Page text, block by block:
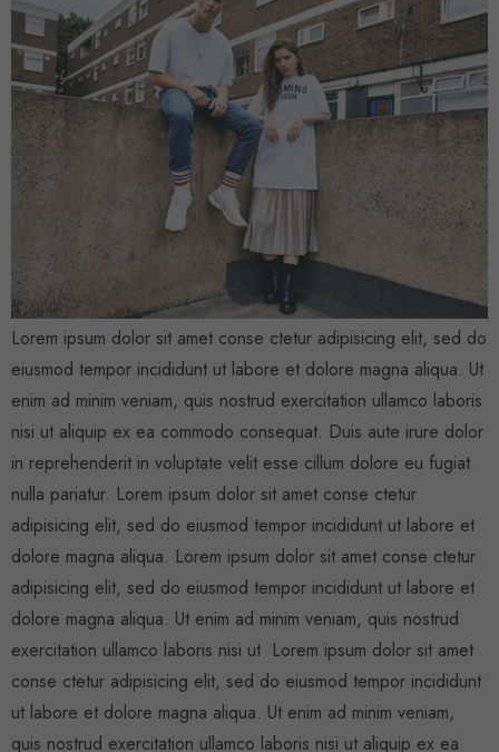
Lorem ipsum dolor sit amet conse ctetur adipisicing elit, sed do
eiusmod tempor incididunt ut labore et dolore magna aliqua. Ut
enim ad minim veniam, quis nostrud exercitation ullamco laboris
nisi ut aliquip ex ea commodo consequat. Duis aute irure dolor
in reprehenderit in voluptate velit esse cillum dolore eu fugiat
nulla pariatur. Lorem ipsum dolor sit amet conse ctetur
adipisicing elit, sed do eiusmod tempor incididunt ut labore et
dolore magna aliqua. Lorem ipsum dolor sit amet conse ctetur
adipisicing elit, sed do eiusmod tempor incididunt ut labore et
dolore magna aliqua. Ut enim ad minim veniam, quis nostrud
exercitation ullamco laboris nisi ut Lorem ipsum dolor sit amet
conse ctetur adipisicing elit, sed do eiusmod tempor incididunt
ut labore et dolore magna aliqua. Ut enim ad minim veniam,
quis nostrud exercitation ullamco laboris nisi ut aliquip ex ea